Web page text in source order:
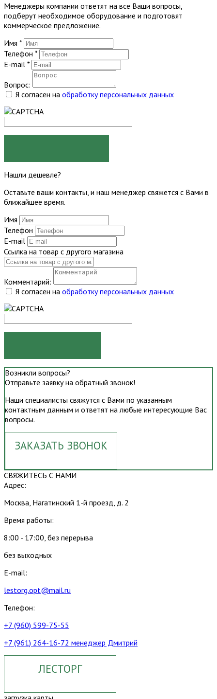
Менеджеры компании ответят на все Ваши вопросы,
подберут необходимое оборудование и подготовят
коммерческое предложение.
Имя *
Телефон *
E-mail *
Вопрос:
Я согласен на обработку персональных данных
Нашли дешевле?
Оставьте ваши контакты, и наш менеджер свяжется с Вами в
ближайшее время.
Имя
Телефон
E-mail
Ссылка на товар с другого магазина
Комментарий:
Я согласен на обработку персональных данных
Возникли вопросы?
Отправьте заявку на обратный звонок!
Наши специалисты свяжутся с Вами по указанным
контактным данным и ответят на любые интересующие Вас
вопросы.
ЗАКАЗАТЬ ЗВОНОК
СВЯЖИТЕСЬ С НАМИ
Адрес:
Москва, Нагатинский 1-й проезд, д. 2
Время работы:
8:00 - 17:00, без перерыва
без выходных
E-mail:
lestorg.opt@mail.ru
Телефон:
+7 (960) 599-75-55
+7 (961) 264-16-72 менеджер Дмитрий
ЛЕСТОРГ